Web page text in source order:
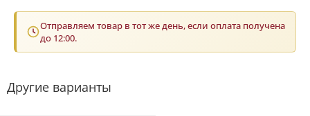
Отправляем товар в тот же день, если оплата получена
до 12:00.
Другие варианты